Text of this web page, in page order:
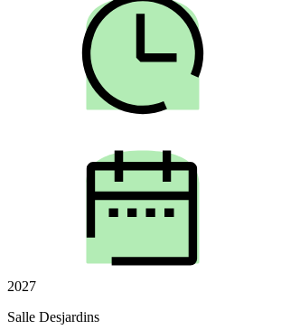
2027
Salle Desjardins